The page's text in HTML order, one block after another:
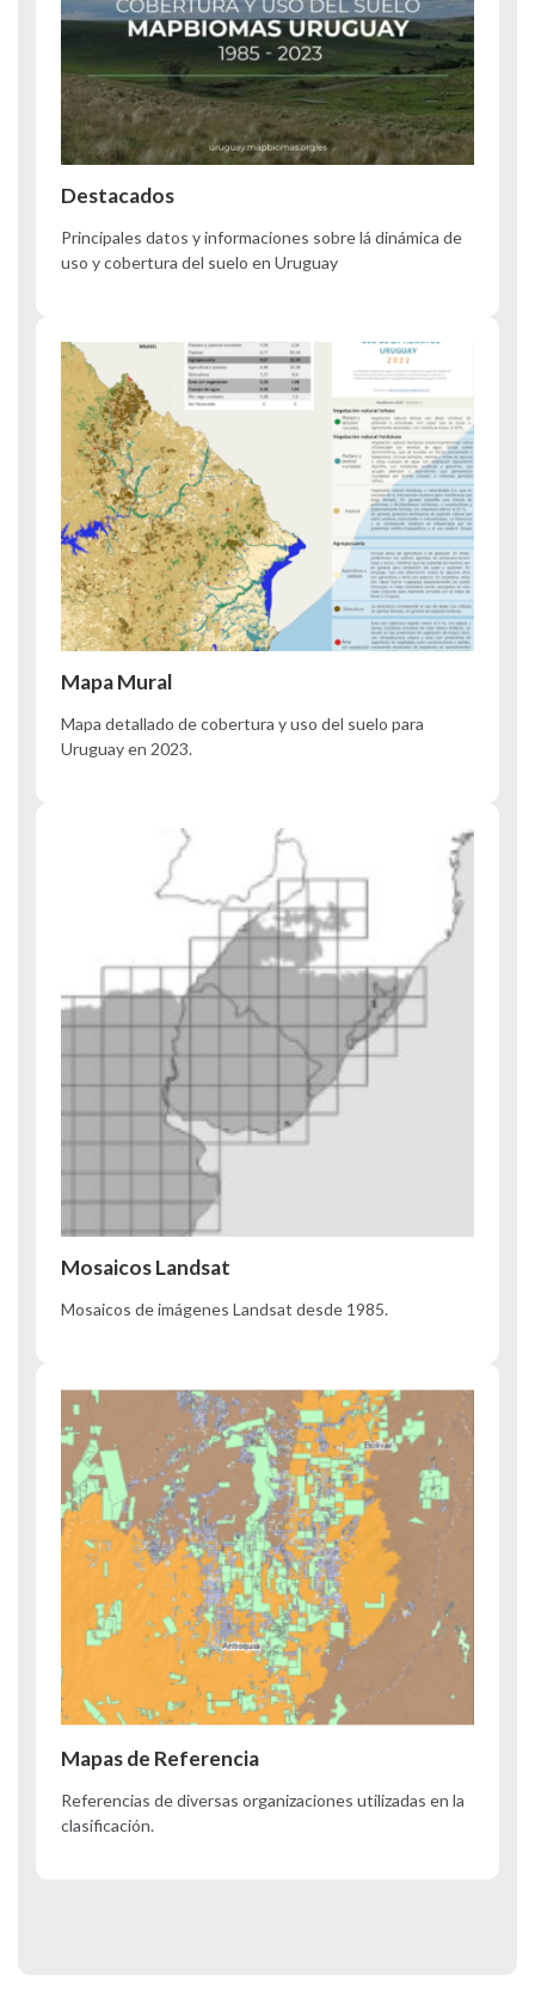
Destacados
Principales datos y informaciones sobre lá dinámica de
uso y cobertura del suelo en Uruguay
Mapa Mural
Mapa detallado de cobertura y uso del suelo para
Uruguay en 2023.
Mosaicos Landsat
Mosaicos de imágenes Landsat desde 1985.
Mapas de Referencia
Referencias de diversas organizaciones utilizadas en la
clasificación.